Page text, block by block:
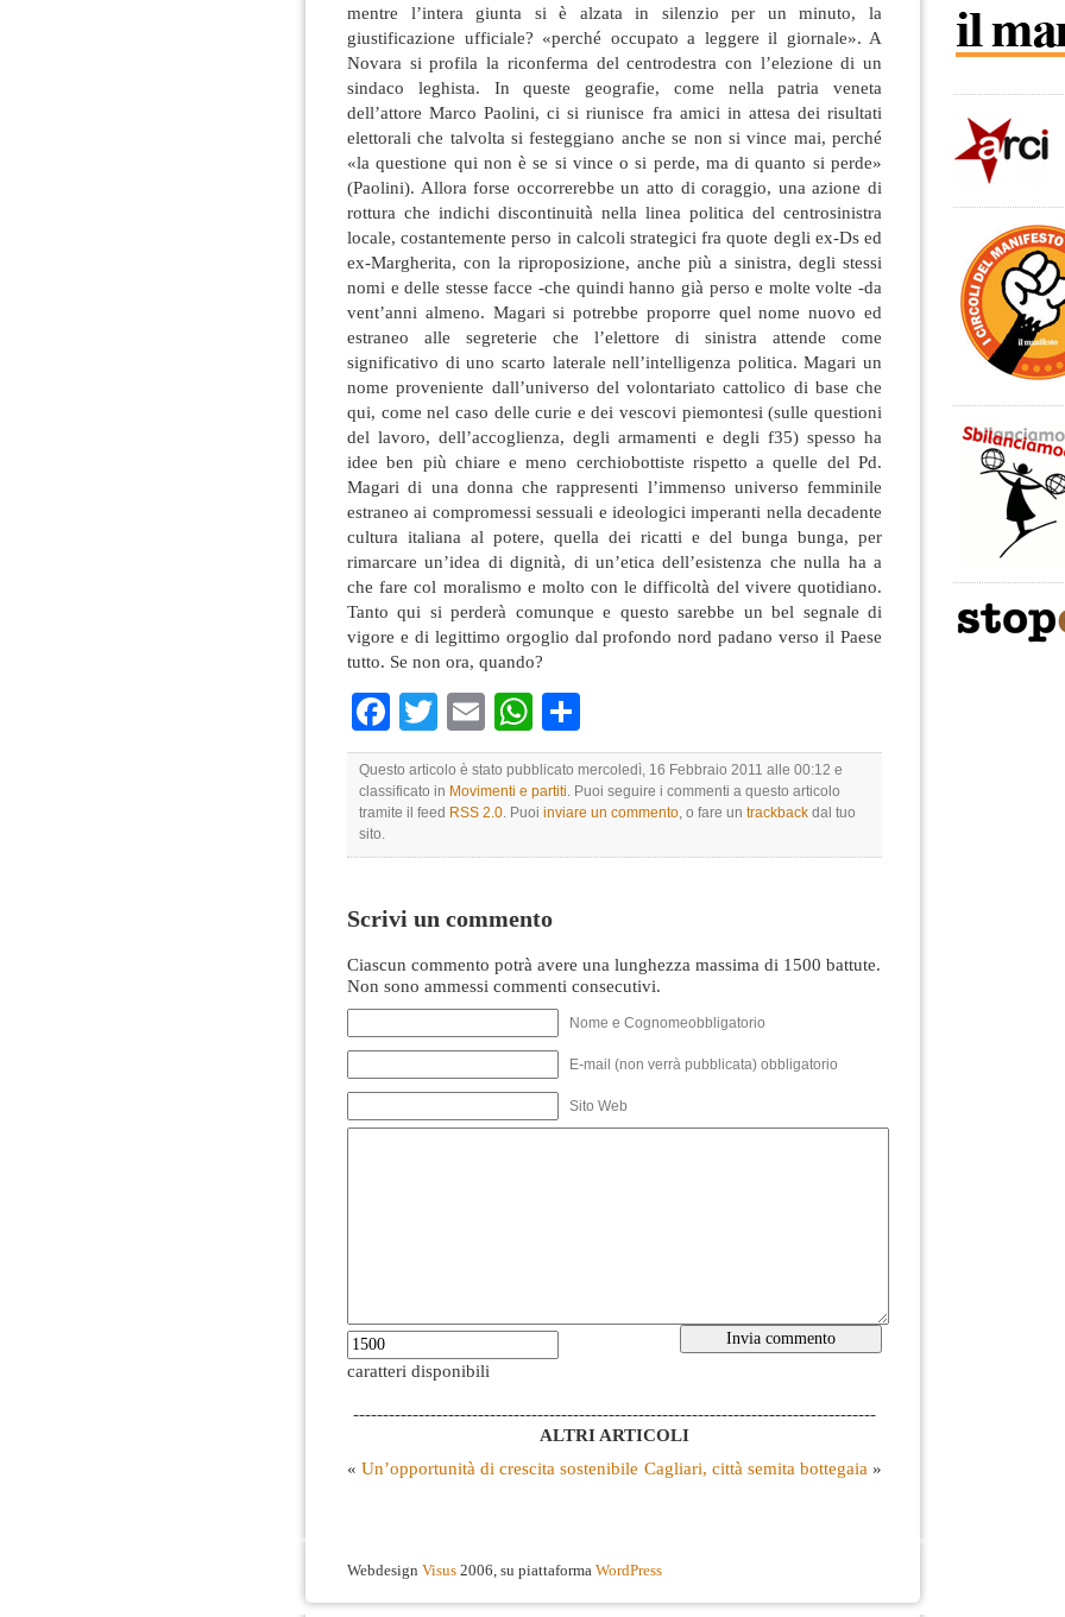
mentre l’intera giunta si è alzata in silenzio per un minuto, la
giustificazione ufficiale? «perché occupato a leggere il giornale». A
Novara si profila la riconferma del centrodestra con l’elezione di un
sindaco leghista. In queste geografie, come nella patria veneta
dell’attore Marco Paolini, ci si riunisce fra amici in attesa dei risultati
elettorali che talvolta si festeggiano anche se non si vince mai, perché
«la questione qui non è se si vince o si perde, ma di quanto si perde»
(Paolini). Allora forse occorrerebbe un atto di coraggio, una azione di
rottura che indichi discontinuità nella linea politica del centrosinistra
locale, costantemente perso in calcoli strategici fra quote degli ex-Ds ed
ex-Margherita, con la riproposizione, anche più a sinistra, degli stessi
nomi e delle stesse facce -che quindi hanno già perso e molte volte -da
vent’anni almeno. Magari si potrebbe proporre quel nome nuovo ed
estraneo alle segreterie che l’elettore di sinistra attende come
significativo di uno scarto laterale nell’intelligenza politica. Magari un
nome proveniente dall’universo del volontariato cattolico di base che
qui, come nel caso delle curie e dei vescovi piemontesi (sulle questioni
del lavoro, dell’accoglienza, degli armamenti e degli f35) spesso ha
idee ben più chiare e meno cerchiobottiste rispetto a quelle del Pd.
Magari di una donna che rappresenti l’immenso universo femminile
estraneo ai compromessi sessuali e ideologici imperanti nella decadente
cultura italiana al potere, quella dei ricatti e del bunga bunga, per
rimarcare un’idea di dignità, di un’etica dell’esistenza che nulla ha a
che fare col moralismo e molto con le difficoltà del vivere quotidiano.
Tanto qui si perderà comunque e questo sarebbe un bel segnale di
vigore e di legittimo orgoglio dal profondo nord padano verso il Paese
tutto. Se non ora, quando?
Facebook
TwitterEmailWhatsApp
Questo articolo è stato pubblicato mercoledì, 16 Febbraio 2011 alle 00:12 e
classificato in Movimenti e partiti. Puoi seguire i commenti a questo articolo
tramite il feed RSS 2.0. Puoi inviare un commento, o fare un trackback dal tuo
sito.
Scrivi un commento
Ciascun commento potrà avere una lunghezza massima di 1500 battute.
Non sono ammessi commenti consecutivi.
Nome e Cognomeobbligatorio
E-mail (non verrà pubblicata) obbligatorio
Sito Web
caratteri disponibili
----------------------------------------------------------------------------------------
ALTRI ARTICOLI
« Un’opportunità di crescita sostenibile Cagliari, città semita bottegaia »
Webdesign Visus 2006, su piattaforma WordPress